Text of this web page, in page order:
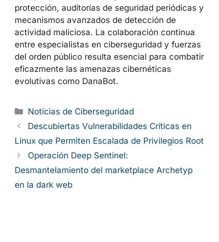
protección, auditorías de seguridad periódicas y
mecanismos avanzados de detección de
actividad maliciosa. La colaboración continua
entre especialistas en ciberseguridad y fuerzas
del orden público resulta esencial para combatir
eficazmente las amenazas cibernéticas
evolutivas como DanaBot.
Categorías
Noticias de Ciberseguridad
Descubiertas Vulnerabilidades Críticas en
Linux que Permiten Escalada de Privilegios Root
Operación Deep Sentinel:
Desmantelamiento del marketplace Archetyp
en la dark web